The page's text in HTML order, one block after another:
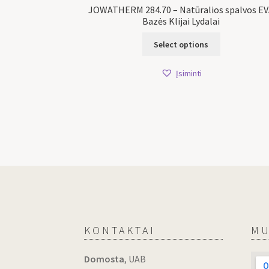
JOWATHERM 284.70 – Natūralios spalvos
Bazės Klijai Lydalai
Select options
Įsiminti
KONTAKTAI
Domosta, UAB